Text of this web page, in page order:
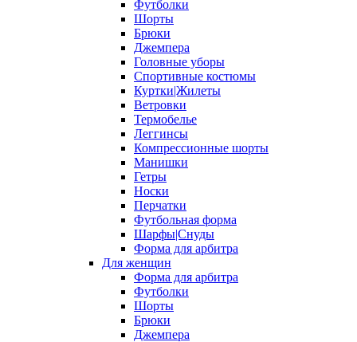
Футболки
Шорты
Брюки
Джемпера
Головные уборы
Спортивные костюмы
Куртки|Жилеты
Ветровки
Термобелье
Леггинсы
Компрессионные шорты
Манишки
Гетры
Носки
Перчатки
Футбольная форма
Шарфы|Снуды
Форма для арбитра
Для женщин
Форма для арбитра
Футболки
Шорты
Брюки
Джемпера